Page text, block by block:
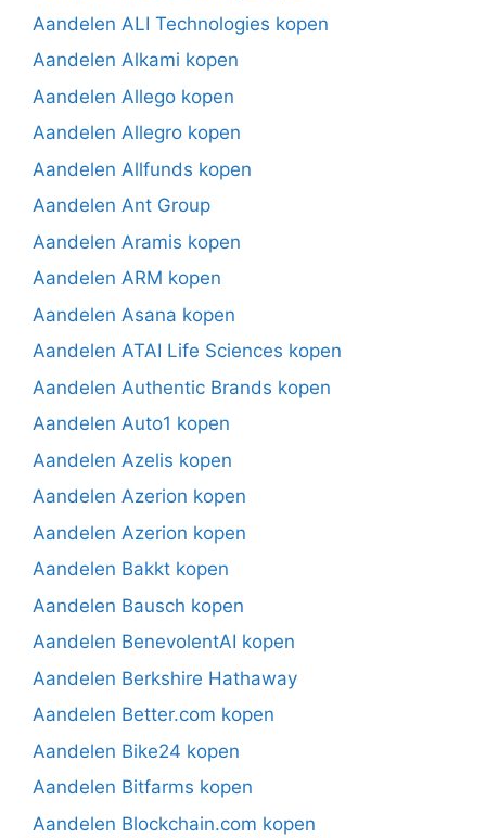
Aandelen ALI Technologies kopen
Aandelen Alkami kopen
Aandelen Allego kopen
Aandelen Allegro kopen
Aandelen Allfunds kopen
Aandelen Ant Group
Aandelen Aramis kopen
Aandelen ARM kopen
Aandelen Asana kopen
Aandelen ATAI Life Sciences kopen
Aandelen Authentic Brands kopen
Aandelen Auto1 kopen
Aandelen Azelis kopen
Aandelen Azerion kopen
Aandelen Azerion kopen
Aandelen Bakkt kopen
Aandelen Bausch kopen
Aandelen BenevolentAI kopen
Aandelen Berkshire Hathaway
Aandelen Better.com kopen
Aandelen Bike24 kopen
Aandelen Bitfarms kopen
Aandelen Blockchain.com kopen